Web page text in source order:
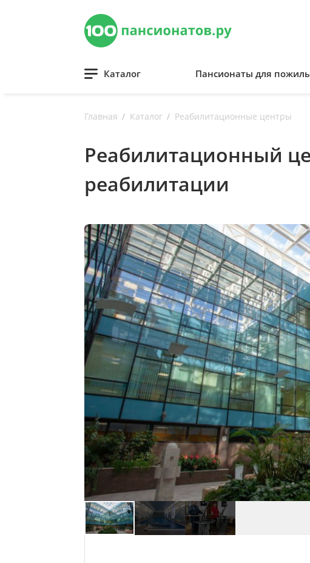
Каталог Пансионаты для
Главная Каталог Реабилитационные центры
Реабилитационный
реабилитации